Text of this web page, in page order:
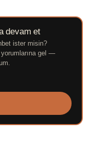
devam et
ister misin?
yorumlarına gel —